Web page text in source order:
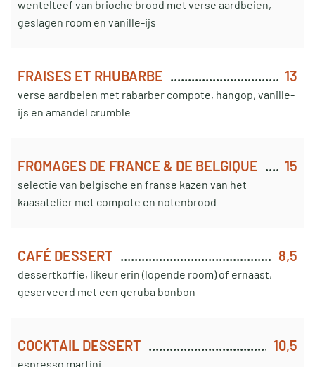
wentelteef van brioche brood met verse aardbeien,
geslagen room en vanille-ijs
FRAISES ET RHUBARBE 13
verse aardbeien met rabarber compote, hangop, vanille-
ijs en amandel crumble
FROMAGES DE FRANCE & DE BELGIQUE 15
selectie van belgische en franse kazen van het
kaasatelier met compote en notenbrood
CAFÉ DESSERT 8,5
dessertkoffie, likeur erin (lopende room) of ernaast,
geserveerd met een geruba bonbon
COCKTAIL DESSERT 10,5
espresso martini